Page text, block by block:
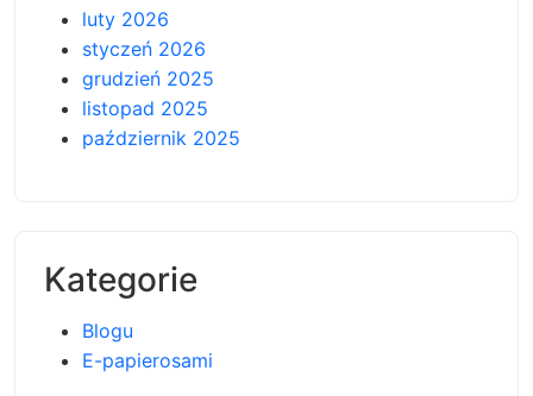
luty 2026
styczeń 2026
grudzień 2025
listopad 2025
październik 2025
Kategorie
Blogu
E-papierosami